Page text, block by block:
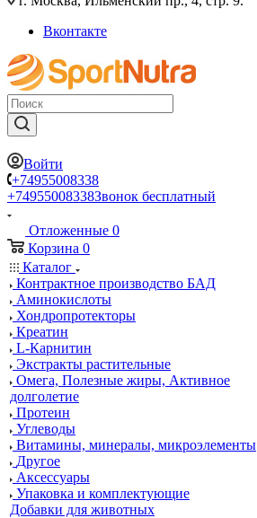
Вконтакте
Войти
+74955008338
+74955008338Звонок бесплатный
Отложенные 0
Корзина 0
Каталог
Контрактное производство БАД
Аминокислоты
Хондропротекторы
Креатин
L-Карнитин
Экстракты растительные
Омега, Полезные жиры, Активное
долголетие
Протеин
Углеводы
Витамины, минералы, микроэлементы
Другое
Аксессуары
Упаковка и комплектующие
Добавки для животных